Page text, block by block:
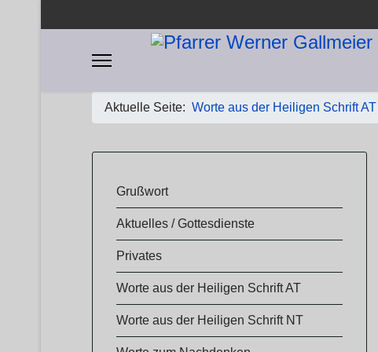
Aktuelle Seite: Worte aus der Heiligen Schrift AT
​​Grußwort
Aktuelles / Gottesdienste
Privates
Worte aus der Heiligen Schrift AT
Worte aus der Heiligen Schrift NT